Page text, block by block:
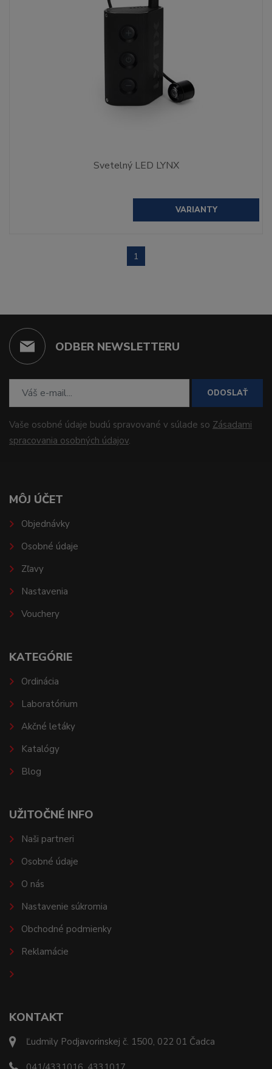
Svetelný LED LYNX
VARIANTY
1
ODBER NEWSLETTERU
ODOSLAŤ
Vaše osobné údaje budú spravované v súlade so Zásadami
spracovania osobných údajov.
KONTAKT
Ľudmily Podjavorinskej č. 1500, 022 01 Čadca
MÔJ ÚČET
Objednávky
Osobné údaje
Zľavy
Nastavenia
Vouchery
KATEGÓRIE
Ordinácia
Laboratórium
Akčné letáky
Katalógy
Blog
UŽITOČNÉ INFO
Naši partneri
Osobné údaje
O nás
Nastavenie súkromia
Obchodné podmienky
Reklamácie